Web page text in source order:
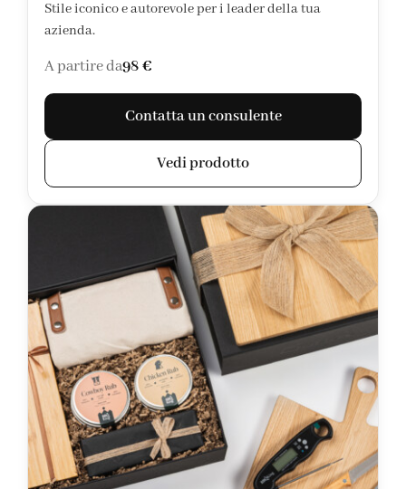
Stile iconico e autorevole per i leader della tua
azienda.
A partire da98 €
Contatta un consulente
Vedi prodotto